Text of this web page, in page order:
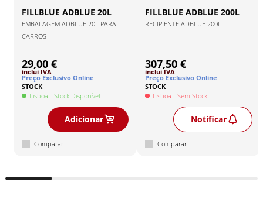
FILLBLUE ADBLUE 20L
EMBALAGEM ADBLUE 20L PARA
CARROS
29,00 €
inclui IVA
Preço Exclusivo Online
STOCK
Lisboa - Stock Disponível
Adicionar
Comparar
FILLBLUE ADBLUE 200L
RECIPIENTE ADBLUE 200L
307,50 €
inclui IVA
Preço Exclusivo Online
STOCK
Lisboa - Sem Stock
Notificar
Comparar